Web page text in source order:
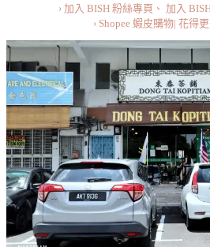
藏
的
美
食
之
都
發
光
發
熱！
The
Flavourful
and
› 加入 BISH 粉絲專頁、 加入
› Shopee 蝦皮購物| 花得